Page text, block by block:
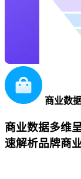
商业数
商业数据多维
速解析品牌商